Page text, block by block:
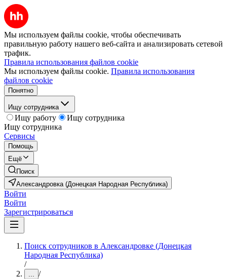
Мы используем файлы cookie, чтобы обеспечивать
правильную работу нашего веб-сайта и анализировать сетевой
трафик.
Правила использования файлов cookie
Мы используем файлы cookie. Правила использования
файлов cookie
Понятно
Ищу сотрудника
Ищу работу
Ищу сотрудника
Ищу сотрудника
Сервисы
Помощь
Ещё
Поиск
Александровка (Донецкая Народная Республика)
Войти
Войти
Зарегистрироваться
Поиск сотрудников в Александровке (Донецкая
Народная Республика)
/
... /